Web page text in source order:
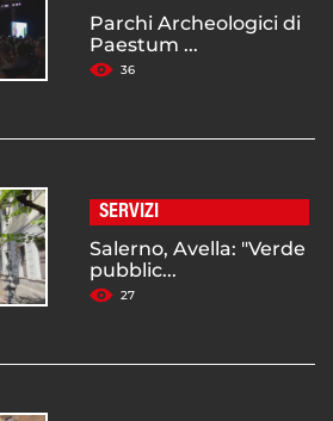
Parchi Archeologici di
Paestum ...
36
SERVIZI
Salerno, Avella: "Verde
pubblic...
27